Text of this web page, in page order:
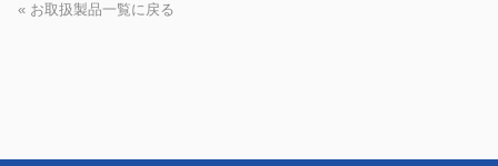
« お取扱製品一覧に戻る